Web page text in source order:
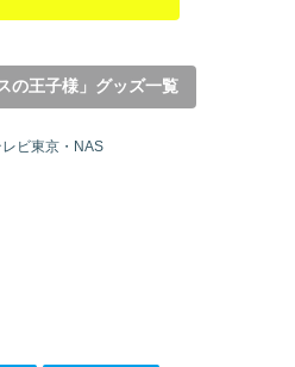
の王子様」グッズ一覧
ビ東京・NAS